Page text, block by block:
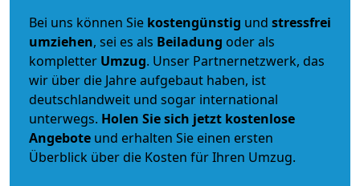
Bei uns können Sie kostengünstig und stressfrei
umziehen, sei es als Beiladung oder als
kompletter Umzug. Unser Partnernetzwerk, das
wir über die Jahre aufgebaut haben, ist
deutschlandweit und sogar international
unterwegs. Holen Sie sich jetzt kostenlose
Angebote und erhalten Sie einen ersten
Überblick über die Kosten für Ihren Umzug.